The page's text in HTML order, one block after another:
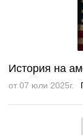
История на
от 07 юли 2025г.